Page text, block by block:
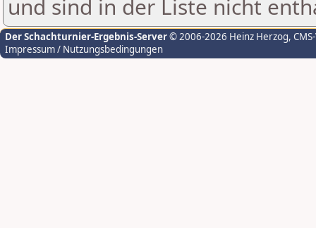
und sind in der Liste nicht
Der Schachturnier-Ergebnis-Server© 2006-2026 Heinz Herzog,
Impressum / Nutzungsbedingungen